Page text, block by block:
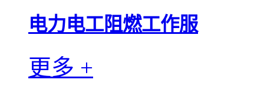
电力电工阻燃工作服
更多 +